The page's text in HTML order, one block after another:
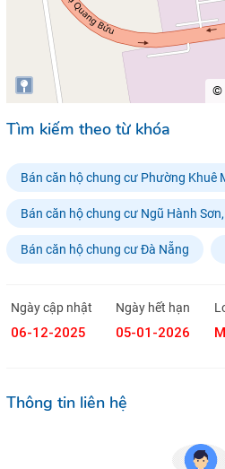
©
Tìm kiếm theo từ khóa
Bán căn hộ chung cư Phường Khuê
Bán căn hộ chung cư Ngũ Hành
Bán căn hộ chung cư Đà Nẵng
Ngày cập nhật
06-12-2025
Ngày hết hạn
05-01-2026
Thông tin liên hệ